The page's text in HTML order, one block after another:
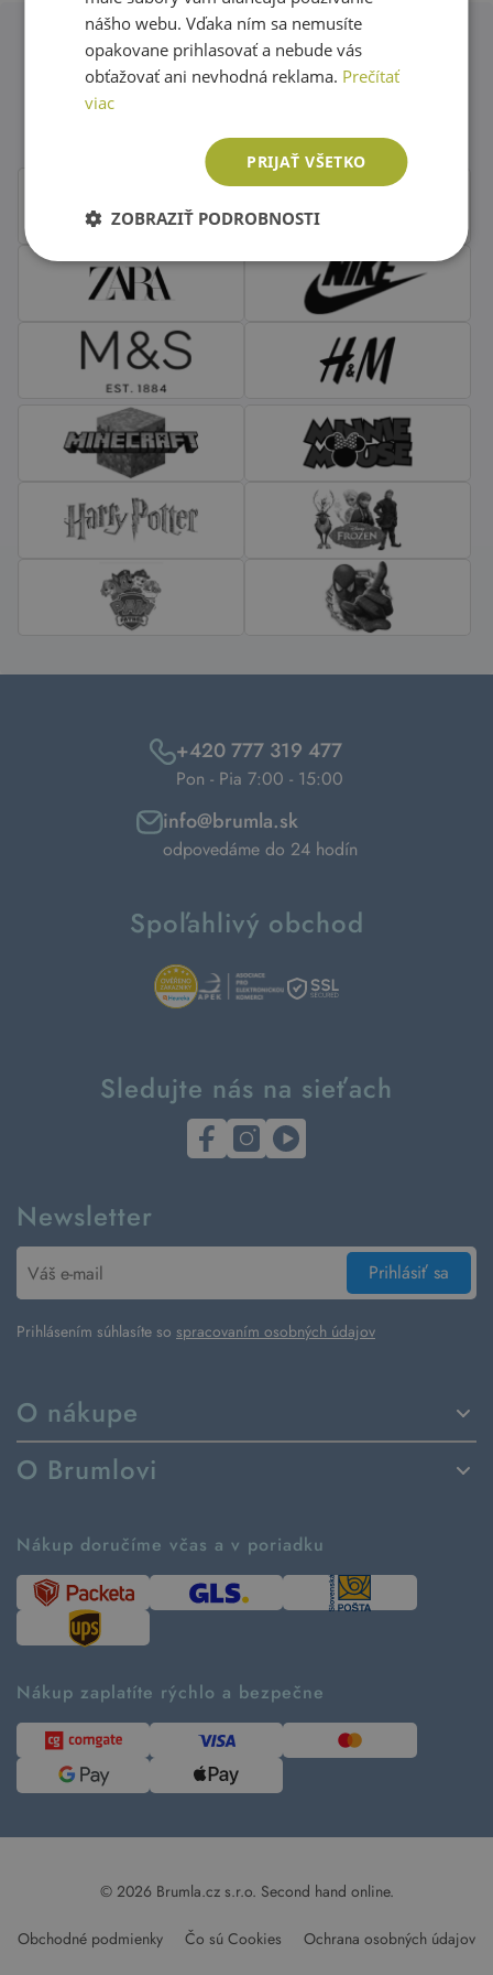
Obľúbené značky second hand
O nákupe
Spôsoby dodania a platby
Vrátenie tovaru a reklamácia
Návod ako nakupovať
Tabuľka veľkostí
Predávané značky
Kontakt
O Brumlovi
Ako tvoríme second hand
Časté otázky
Kde pomáhame
Udržateľnosť
Blog
Pre médiá
+420 777 319 477
Pon - Pia 7:00 - 15:00
info@brumla.sk
odpovedáme do 24 hodín
Spoľahlivý obchod
Sledujte nás na sieťach
Newsletter
Prihlásiť sa
Prihlásením súhlasíte so spracovaním osobných údajov
Nákup doručíme včas a v poriadku
Nákup zaplatíte rýchlo a bezpečne
© 2026 Brumla.cz s.r.o. Second hand online.
Obchodné podmienky Čo sú Cookies Ochrana osobných údajov
nášho webu. Vďaka ním sa nemusíte
opakovane prihlasovať a nebude vás
obťažovať ani nevhodná reklama. Prečítať
viac
PRIJAŤ VŠETKO
ZOBRAZIŤ PODROBNOSTI